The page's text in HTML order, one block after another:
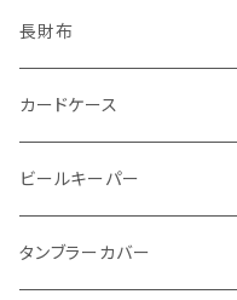
ファスナーコインケース
番外編Basicアートウォレット (
スキニーウォレット
ストーンウォレット
メタルウォレット
インビジブルウォレット
長財布
折り財布
L字ファスナー
柔らか革財布
カードケース
ビールキーパー
タンブラーカバー